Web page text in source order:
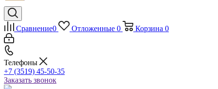
Сравнение0 Отложенные 0 Корзина 0
Телефоны
+7 (3519) 45-50-35
Заказать звонок